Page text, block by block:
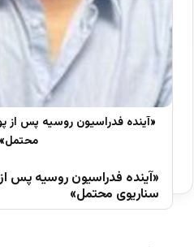
«آینده فدراسیون روسیه پس
سناریوی محتمل»